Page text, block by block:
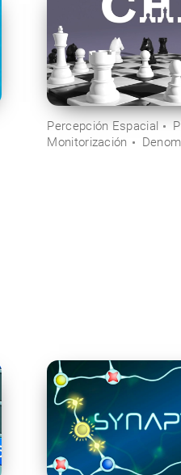
Percepción Espacial
Monitorización